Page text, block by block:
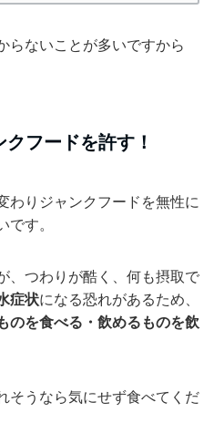
らないことが多いですから
フードを許す！
わりジャンクフードを無性に
す。
、つわりが酷く、何も摂取で
症状になる恐れがあるため、
のを食べる・飲めるものを飲
そうなら気にせず食べてくだ